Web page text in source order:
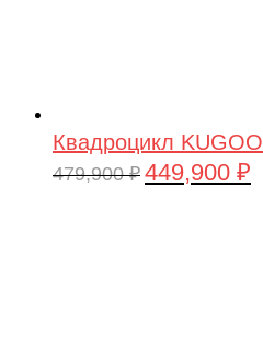
Квадроцикл
479,900₽ 449,900 ₽